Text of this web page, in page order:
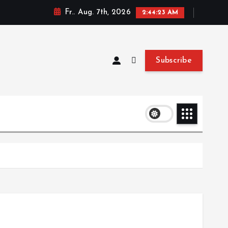
Fr.. Aug. 7th, 2026 2:44:23 AM
Subscribe